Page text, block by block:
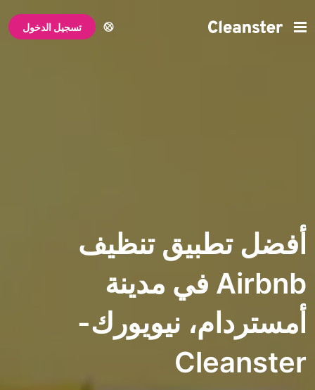
تسجيل الدخول
تطبيق تنظيف
Airbnb في مدينة
نيويورك-